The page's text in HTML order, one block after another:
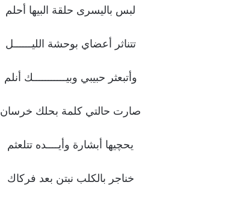
لبس باليسرى حلقة البيها أحلم
تتناثر أعضاي بوحشة الليــــــل
وأتبعثر حبيبي وبيـــــــــــك أنلم
صارت حالتي كلمة بحلك خرسان
يحچيها أبشارة وأيــــده تتلعثم
خناجر بالكلب نبتن بعد فركاك